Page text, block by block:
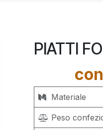
PIATTI
Materiale
Peso